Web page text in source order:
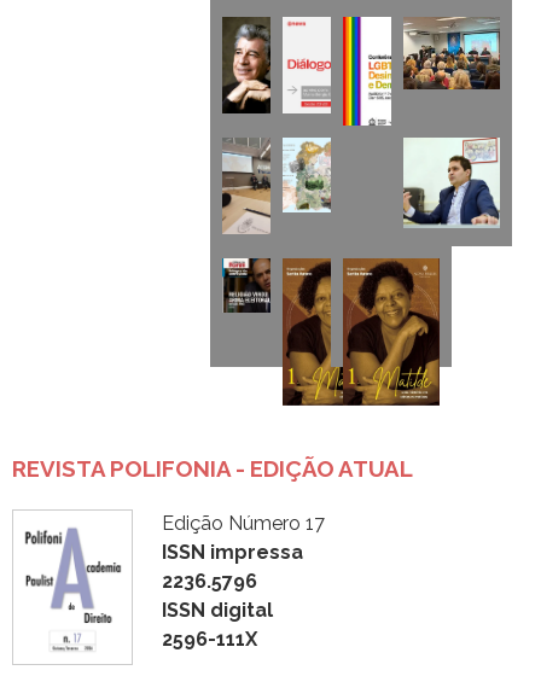
REVISTA POLIFONIA - EDIÇÃO ATUAL
Edição Número 17
ISSN impressa
2236.5796
ISSN digital
2596-111X